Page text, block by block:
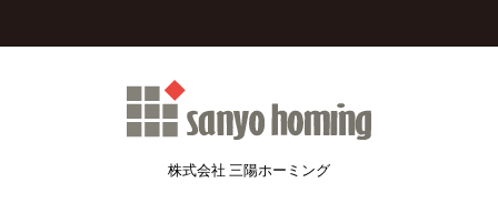
株式会社 三陽ホーミング